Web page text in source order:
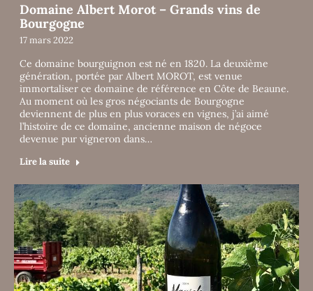
Domaine Albert Morot – Grands vins de
Bourgogne
17 mars 2022
Ce domaine bourguignon est né en 1820. La deuxième
génération, portée par Albert MOROT, est venue
immortaliser ce domaine de référence en Côte de Beaune.
Au moment où les gros négociants de Bourgogne
deviennent de plus en plus voraces en vignes, j’ai aimé
l’histoire de ce domaine, ancienne maison de négoce
devenue pur vigneron dans…
Lire la suite